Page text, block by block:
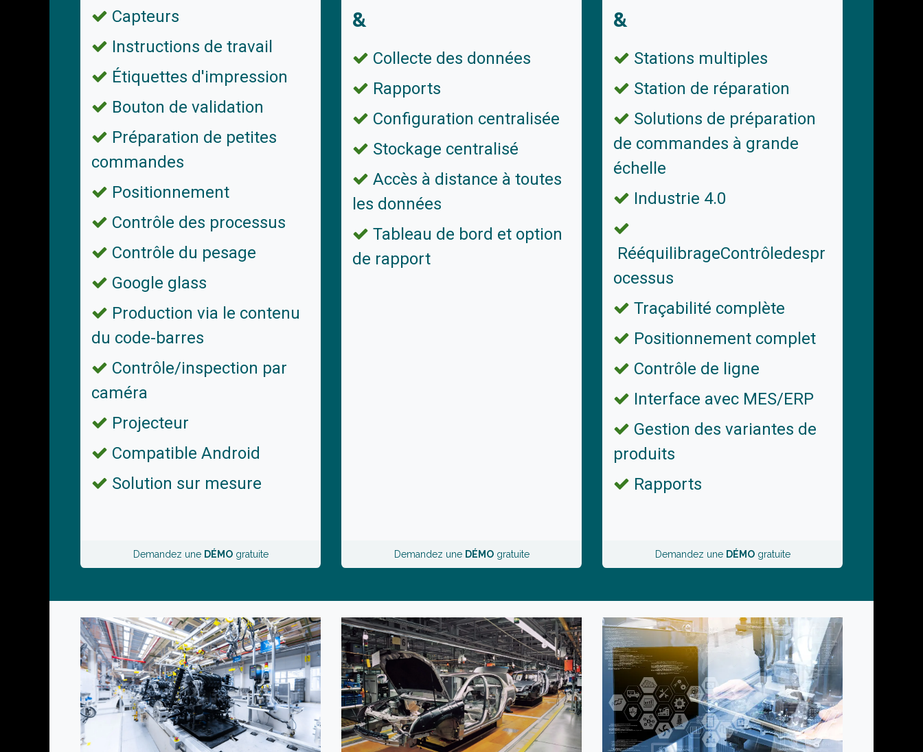
Capteurs
Instructions de travail
Étiquettes d'impression
Bouton de validation
Préparation de petites
commandes
Positionnement
Contrôle des processus
Contrôle du pesage
Google glass
Production via le contenu
du code-barres
Contrôle/inspection par
caméra
Projecteur
Compatible Android
Solution sur mesure
Demandez une DÉMOgratuite
&
Collecte des données
Rapports
Configuration centralisée
Stockage centralisé
Accès à distance à toutes
les données
Tableau de bord et option
de rapport
Demandez une DÉMOgratuite
&
Stations multiples
Station de réparation
Solutions de préparation
de commandes à grande
échelle
Industrie 4.0
RééquilibrageContrôledespr
ocessus
Traçabilité complète
Positionnement complet
Contrôle de ligne
Interface avec MES/ERP
Gestion des variantes de
produits
Rapports
Demandez une DÉMOgratuite